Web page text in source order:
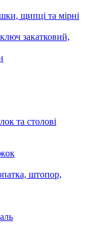
щипці та мірні
закатковий,
та столові
штопор,